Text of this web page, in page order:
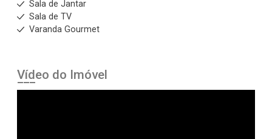
Sala de Jantar
Sala de TV
Varanda Gourmet
Vídeo do Imóvel